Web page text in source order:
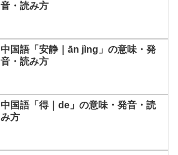
音・読み方
中国語「安静｜ān jìng」の意味・発
音・読み方
中国語「得｜de」の意味・発音・読
み方